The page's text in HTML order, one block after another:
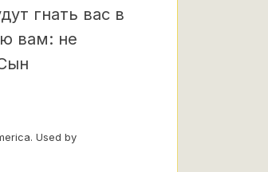
гнать вас в
вам: не
Used by